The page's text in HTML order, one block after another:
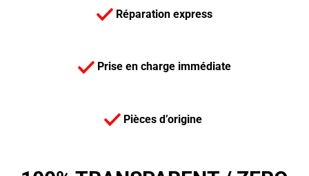
Réparation express
Prise en charge immédiate
Pièces d’origine